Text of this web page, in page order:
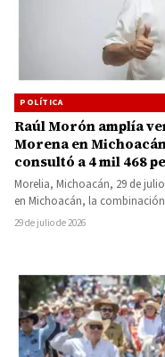
POLÍTICA
Raúl Morón amplía
Morena en
consultó a 4 mil 468
Morelia, Michoacán, 29 de
en Michoacán, la
29 de julio de 2026